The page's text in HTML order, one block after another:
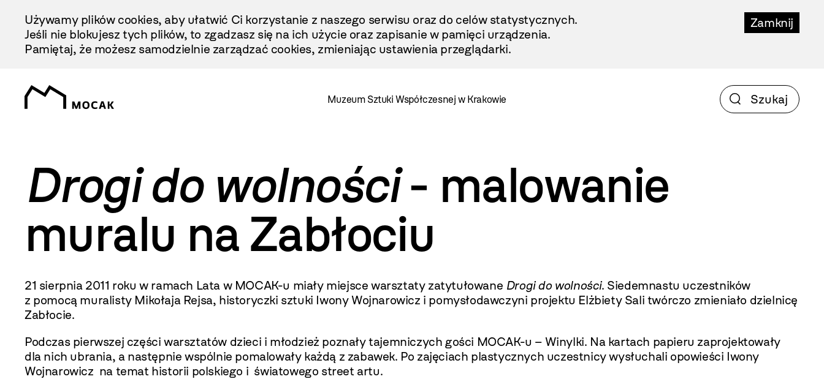
Treści
Zamknij
Używamy plików cookies, aby ułatwić Ci korzystanie z naszego serwisu oraz do celów statystycznych.
Jeśli nie blokujesz tych plików, to zgadzasz się na ich użycie oraz zapisanie w pamięci urządzenia.
Pamiętaj, że możesz samodzielnie zarządzać cookies, zmieniając ustawienia przeglądarki.
Muzeum Sztuki Współczesnej w Krakowie
Drogi do wolności- malowanie
muralu na Zabłociu
21 sierpnia 2011 roku w ramach Lata w MOCAK-u miały miejsce warsztaty zatytułowane Drogi do wolności. Siedemnastu uczestników
z pomocą muralisty Mikołaja Rejsa, historyczki sztuki Iwony Wojnarowicz i pomysłodawczyni projektu Elżbiety Sali twórczo zmieniało dzielnicę
Zabłocie.
Podczas pierwszej części warsztatów dzieci i młodzież poznały tajemniczych gości MOCAK-u – Winylki. Na kartach papieru zaprojektowały
dla nich ubrania, a następnie wspólnie pomalowały każdą z zabawek. Po zajęciach plastycznych uczestnicy wysłuchali opowieści Iwony
Wojnarowicz na temat historii polskiego i światowego street artu.